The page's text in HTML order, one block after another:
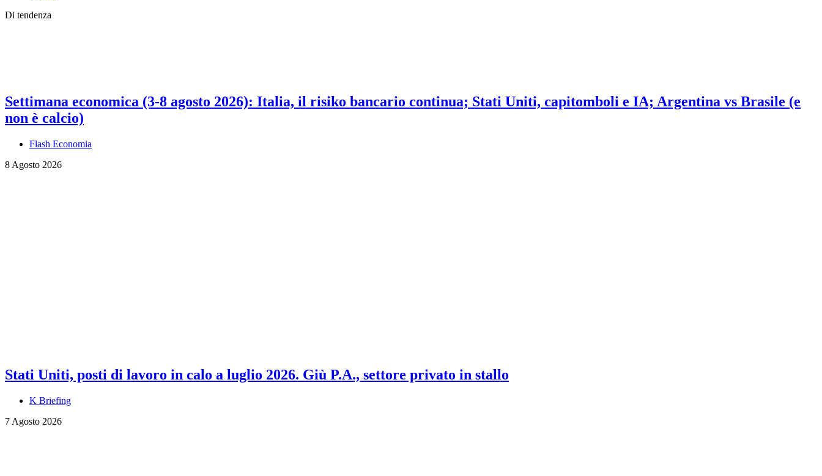
Di tendenza
Settimana economica (3-8 agosto 2026): Italia, il risiko bancario continua; Stati Uniti, capitomboli e IA; Argentina vs Brasile (e
non è calcio)
Flash Economia
8 Agosto 2026
Stati Uniti, posti di lavoro in calo a luglio 2026. Giù P.A., settore privato in stallo
K Briefing
7 Agosto 2026